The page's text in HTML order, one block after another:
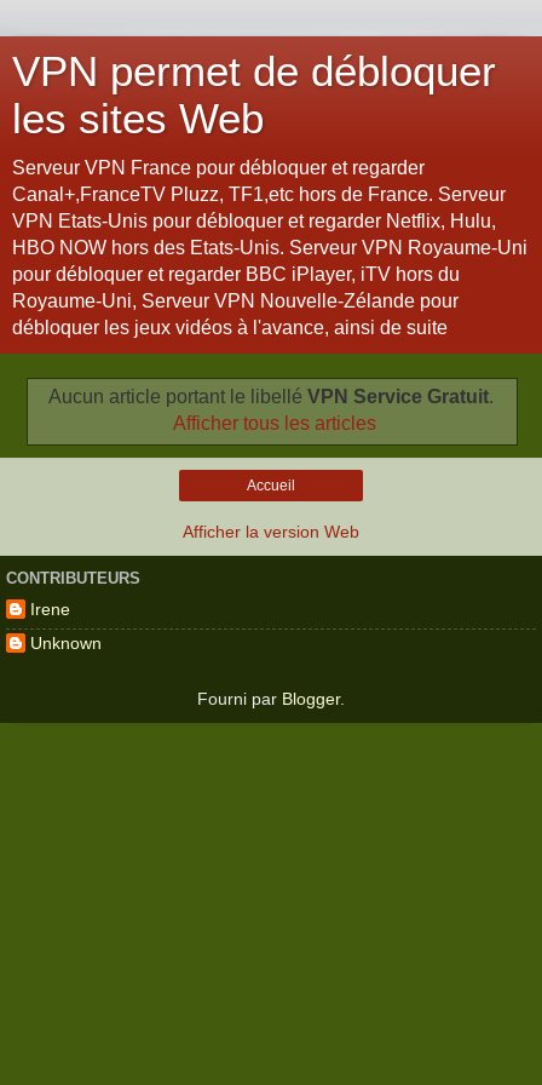
VPN permet de débloquer
les sites Web
Serveur VPN France pour débloquer et regarder
Canal+,FranceTV Pluzz, TF1,etc hors de France. Serveur
VPN Etats-Unis pour débloquer et regarder Netflix, Hulu,
HBO NOW hors des Etats-Unis. Serveur VPN Royaume-Uni
pour débloquer et regarder BBC iPlayer, iTV hors du
Royaume-Uni, Serveur VPN Nouvelle-Zélande pour
débloquer les jeux vidéos à l'avance, ainsi de suite
Aucun article portant le libellé VPN Service Gratuit.
Afficher tous les articles
Accueil
Afficher la version Web
CONTRIBUTEURS
Irene
Unknown
Fourni par Blogger.